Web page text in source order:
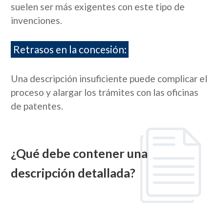
suelen ser más exigentes con este tipo de
invenciones.
Retrasos en la concesión:
Una descripción insuficiente puede complicar el
proceso y alargar los trámites con las oficinas
de patentes.
¿Qué debe contener una
descripción detallada?